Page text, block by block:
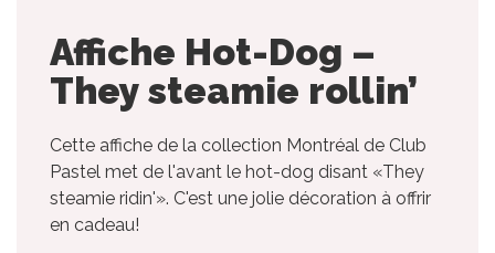
Affiche Hot-Dog –
They steamie rollin’
Cette affiche de la collection Montréal de Club
Pastel met de l'avant le hot-dog disant «They
steamie ridin'». C'est une jolie décoration à offrir
en cadeau!